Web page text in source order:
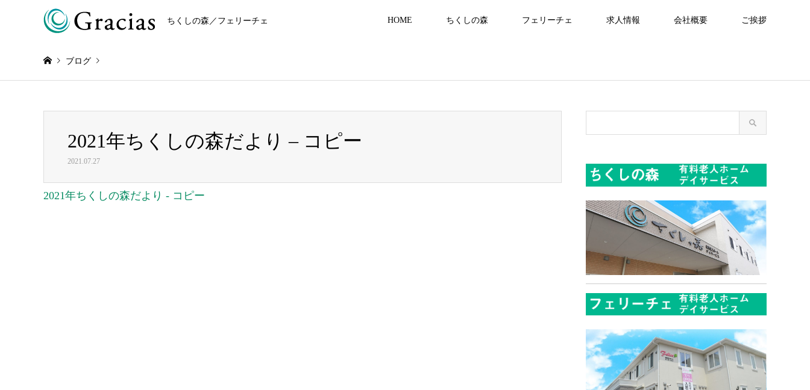
ちくしの森／フェリーチェ HOME ちくしの森 フェリーチェ 求人情報 会社概要 ご挨拶
ブログ
2021年ちくしの森だより – コピー
2021年ちくしの森だより – コピー
2021.07.27
2021年ちくしの森だより - コピー